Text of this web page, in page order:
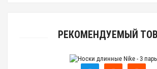
РЕКОМЕНДУЕМЫЙ